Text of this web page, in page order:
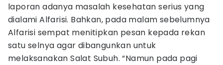
laporan adanya masalah kesehatan serius yang
dialami Alfarisi. Bahkan, pada malam sebelumnya
Alfarisi sempat menitipkan pesan kepada rekan
satu selnya agar dibangunkan untuk
melaksanakan Salat Subuh. “Namun pada pagi